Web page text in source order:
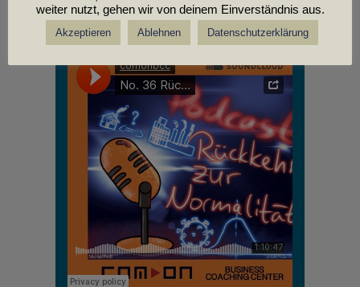
PODCASTS
weiter nutzt, gehen wir von deinem Einverständnis aus.
Akzeptieren Ablehnen Datenschutzerklärung